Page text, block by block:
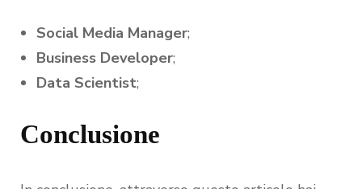
Social Media Manager;
Business Developer;
Data Scientist;
Conclusione